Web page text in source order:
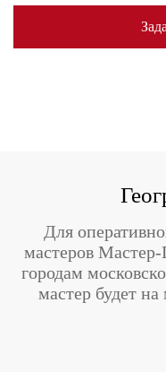
Для
мастеров
городам
мастер будет